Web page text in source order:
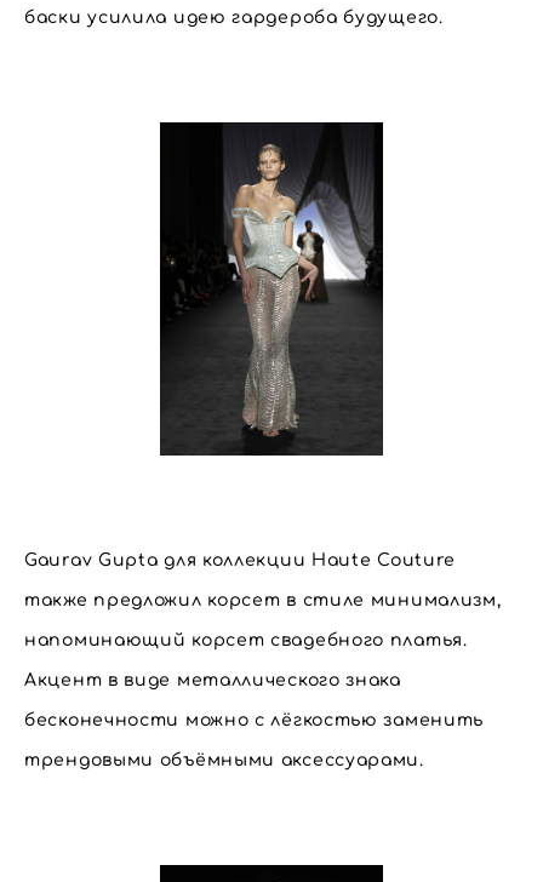
баски усилила идею гардероба будущего.
Gaurav Gupta для коллекции Haute Couture
также предложил корсет в стиле минимализм,
напоминающий корсет свадебного платья.
Акцент в виде металлического знака
бесконечности можно с лёгкостью заменить
трендовыми объёмными аксессуарами.